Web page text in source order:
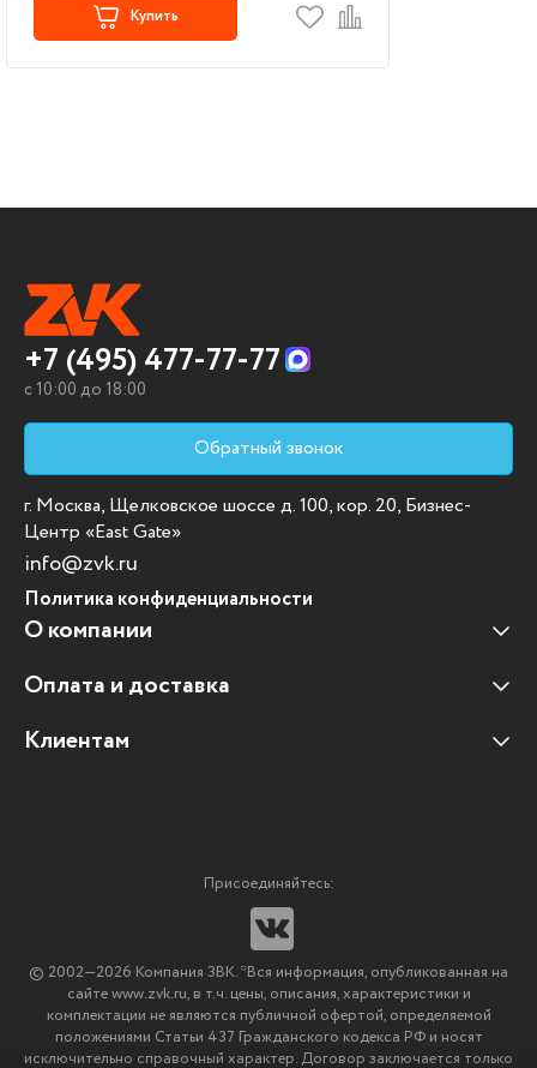
Купить
+7 (495) 477-77-77
c 10:00 до 18:00
Обратный звонок
г. Москва, Щелковское шоссе д. 100, кор. 20, Бизнес-
Центр «East Gate»
info@zvk.ru
Политика конфиденциальности
О компании
Наши клиенты
Отзывы клиентов
Оплата и доставка
Оплата и доставка
Клиентам
Мультимедийное оборудование
Импортозамещение ПО
© 2002—2026 Компания ЗВК. *Вся информация, опубликованная на
сайте www.zvk.ru, в т.ч. цены, описания, характеристики и
комплектации не являются публичной офертой, определяемой
положениями Статьи 437 Гражданского кодекса РФ и носят
исключительно справочный характер. Договор заключается только
Присоединяйтесь: